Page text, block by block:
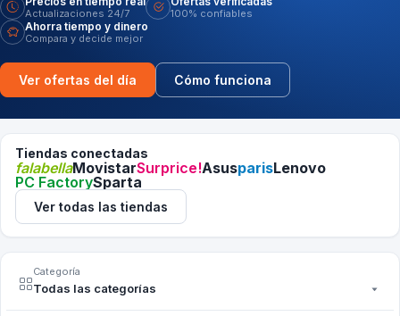
Actualizaciones 24/7 100% confiables
Ahorra tiempo y dinero
Compara y decide mejor
Ver ofertas del día Cómo funciona
Tiendas conectadas
falabellaMovistarSurprice!AsusparisLenovo
PC FactorySparta
Ver todas las tiendas
Categoría